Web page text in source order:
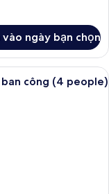
vào ngày bạn chọn
cho gia đình, 2 phòng
công (4 people)